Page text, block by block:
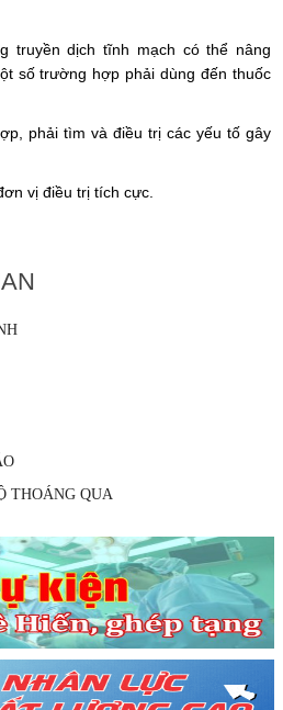
truyền dịch tĩnh mạch có thể nâng
số trường hợp phải dùng đến thuốc
phải tìm và điều trị các yếu tố gây
vị điều trị tích cực.
THOÁNG QUA